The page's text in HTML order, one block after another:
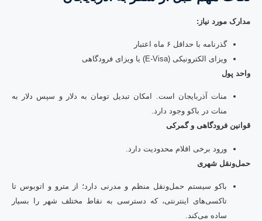
مدارک مورد نیاز:
گذرنامه با حداقل ۶ ماه اعتبار
ویزای الکترونیکی (E-Visa) یا ویزای فرودگاهی
واحد پول
منات آذربایجان است. امکان تبدیل تومان به دلار و سپس دلار به
منات در باکو وجود دارد.
قوانین فرودگاهی و گمرکی
ورود برخی اقلام محدودیت دارد.
حمل‌ونقل شهری
باکو سیستم حمل‌ونقل منظم و مدرنی دارد؛ از مترو و اتوبوس تا
تاکسی‌های اینترنتی، که دسترسی به نقاط مختلف شهر را بسیار
ساده می‌کند.